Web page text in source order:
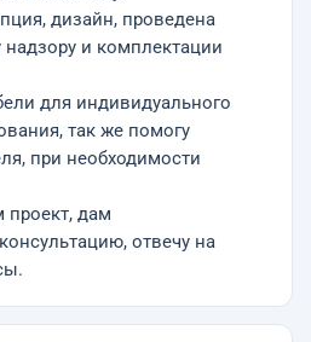
дизайн, проведена
надзору и комплектации
для индивидуального
так же помогу
при необходимости
проект, дам
отвечу на